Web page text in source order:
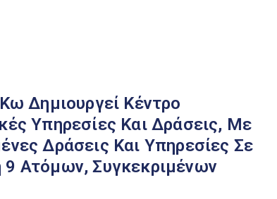
Δημιουργεί Κέντρο
Υπηρεσίες Και Δράσεις, Με
Δράσεις Και Υπηρεσίες Σε
Ατόμων, Συγκεκριμένων